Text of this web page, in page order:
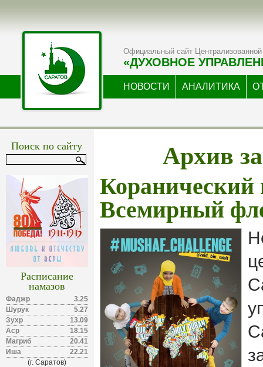
Официальный сайт Централизованной
«ДУХОВНОЕ
НОВОСТИ АНАЛИТИКА
Поиск по сайту
Расписание
намазов
Фаджр
3.25
Шурук
5.27
Зухр
13.09
Аср
18.15
Магриб
20.41
Иша
22.21
(г. Саратов)
Архив
Коранический
Всемирный